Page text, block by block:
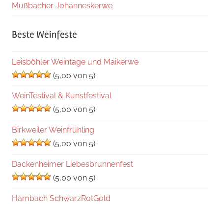
Mußbacher Johanneskerwe
Beste Weinfeste
Leisböhler Weintage und Maikerwe
(5,00 von 5)
WeinTestival & Kunstfestival
(5,00 von 5)
Birkweiler Weinfrühling
(5,00 von 5)
Dackenheimer Liebesbrunnenfest
(5,00 von 5)
Hambach SchwarzRotGold